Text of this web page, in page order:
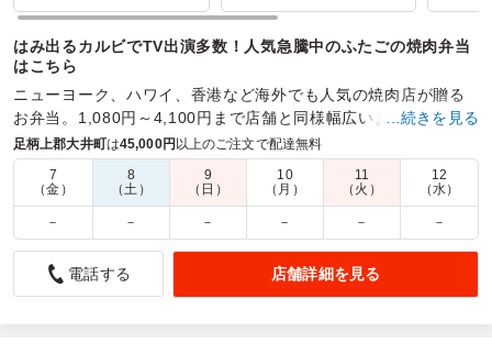
はみ出るカルビでTV出演多数！人気急騰中のふたごの焼肉弁当
はこちら
ニューヨーク、ハワイ、香港など海外でも人気の焼肉店が贈る
お弁当。1,080円～4,100円まで店舗と同様幅広いお客様にご支
持頂ける価格構成でご注文をお待ちしております
商品数： 締切日時： 2日前15:00 価格帯：
980円～3,800円
配達時間：
10:00～18:00
5.0
…続きを見る
足柄上郡大井町は45,000円以上のご注文で配達無料
7
（金）
8
（土）
9
（日）
10
（月）
11
（火）
12
（水）
－ － － － － －
電話する 店舗詳細を見る